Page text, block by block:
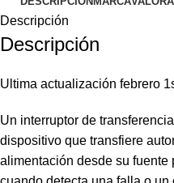
Descripción
Descripción
Ultima actualización febrero
Un interruptor de
dispositivo que transfiere
alimentación desde su fuente